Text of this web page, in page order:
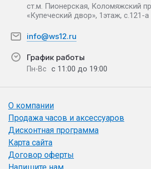
ст.м. Пионерская, Коломяжский
«Купеческий двор», 1этаж, с.121-а
info@ws12.ru
График работы
Пн-Вс с 11:00 до 19:00
О компании
Продажа часов и аксессуаров
Дисконтная программа
Карта сайта
Договор оферты